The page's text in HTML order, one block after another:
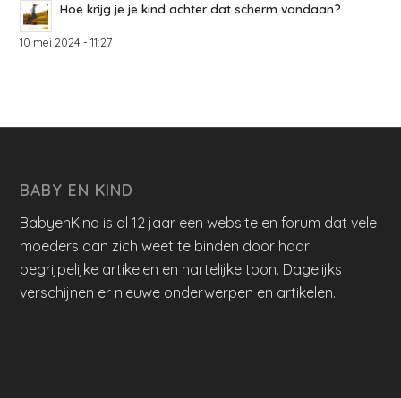
Hoe krijg je je kind achter dat scherm vandaan?
10 mei 2024 - 11:27
BABY EN KIND
BabyenKind is al 12 jaar een website en forum dat vele
moeders aan zich weet te binden door haar
begrijpelijke artikelen en hartelijke toon. Dagelijks
verschijnen er nieuwe onderwerpen en artikelen.